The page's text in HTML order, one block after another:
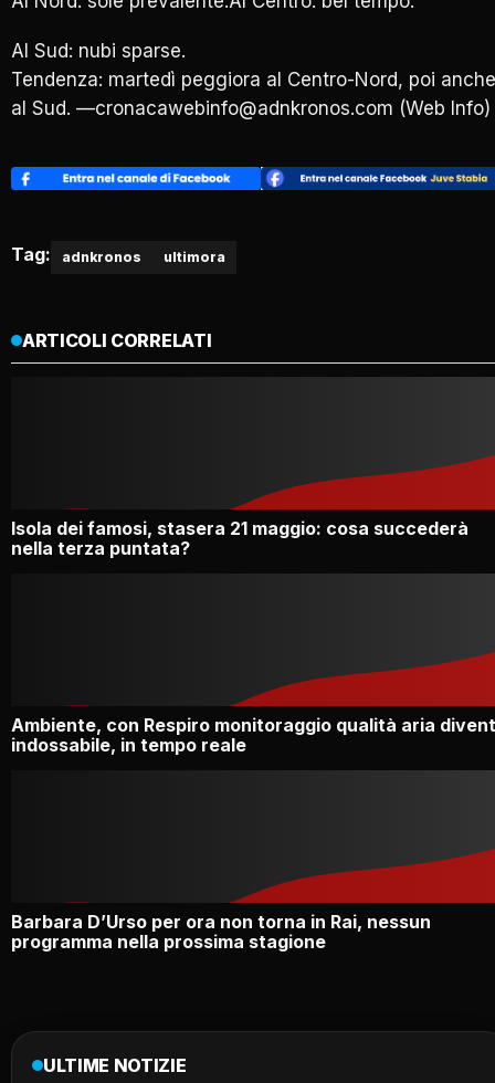
Al Sud: nubi sparse.
Tendenza: martedì peggiora al Centro-Nord, poi anche
al Sud. —cronacawebinfo@adnkronos.com (Web Info)
Tag: adnkronos ultimora
ARTICOLI CORRELATI
Isola dei famosi, stasera 21 maggio: cosa succederà
nella terza puntata?
Ambiente, con Respiro monitoraggio qualità aria
indossabile, in tempo reale
Barbara D’Urso per ora non torna in Rai, nessun
programma nella prossima stagione
ULTIME NOTIZIE